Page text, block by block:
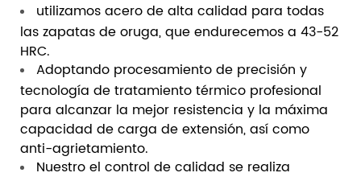
utilizamos acero de alta calidad para todas
las zapatas de oruga, que endurecemos a 43-52
HRC.
Adoptando procesamiento de precisión y
tecnología de tratamiento térmico profesional
para alcanzar la mejor resistencia y la máxima
capacidad de carga de extensión, así como
anti-agrietamiento.
Nuestro el control de calidad se realiza